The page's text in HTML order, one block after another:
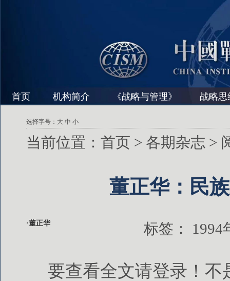
首页 机构简介 《战略与管理》 战略思
选择字号： 大 中 小
当前位置： 首页 > 各期杂志 >
董正华：民
·董正华 标签： 1994
要查看全文请登录！不